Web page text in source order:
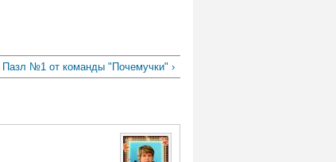
Пазл №1 от команды "Почемучки" ›